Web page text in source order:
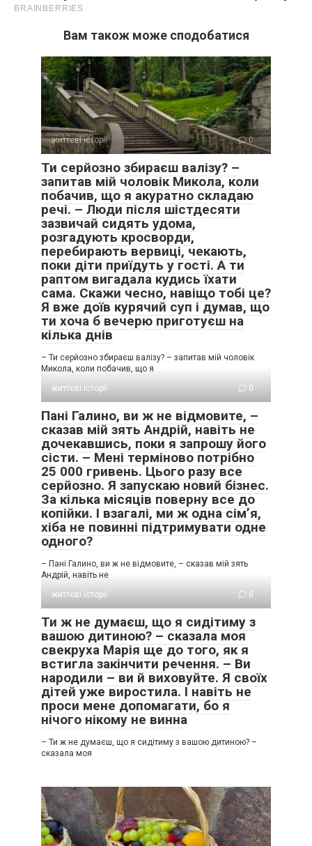
Вам також може сподобатися
життєві історії 0
Ти серйозно збираєш валізу? –
запитав мій чоловік Микола, коли
побачив, що я акуратно складаю
речі. – Люди після шістдесяти
зазвичай сидять удома,
розгадують кросворди,
перебирають вервиці, чекають,
поки діти приїдуть у гості. А ти
раптом вигадала кудись їхати
сама. Скажи чесно, навіщо тобі це?
Я вже доїв курячий суп і думав, що
ти хоча б вечерю приготуєш на
кілька днів
– Ти серйозно збираєш валізу? – запитав мій чоловік
Микола, коли побачив, що я
життєві історії
0
Пані Галино, ви ж не відмовите, –
сказав мій зять Андрій, навіть не
дочекавшись, поки я запрошу його
сісти. – Мені терміново потрібно
25 000 гривень. Цього разу все
серйозно. Я запускаю новий бізнес.
За кілька місяців поверну все до
копійки. І взагалі, ми ж одна сім’я,
хіба не повинні підтримувати одне
одного?
– Пані Галино, ви ж не відмовите, – сказав мій зять
Андрій, навіть не
життєві історії
0
Ти ж не думаєш, що я сидітиму з
вашою дитиною? – сказала моя
свекруха Марія ще до того, як я
встигла закінчити речення. – Ви
народили – ви й виховуйте. Я своїх
дітей уже виростила. І навіть не
проси мене допомагати, бо я
нічого нікому не винна
– Ти ж не думаєш, що я сидітиму з вашою дитиною? –
сказала моя